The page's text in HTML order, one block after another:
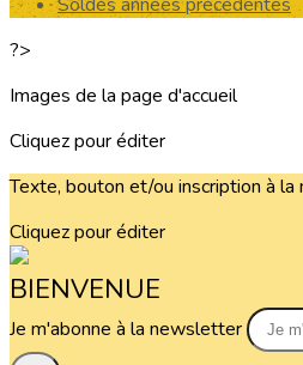
?>
Images de la page d'accueil
Cliquez pour éditer
Texte, bouton et/ou inscription à
Cliquez pour éditer
BIENVENUE
Je m'abonne à la newsletter